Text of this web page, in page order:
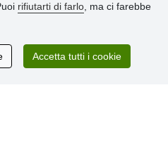
rifiutarti di farlo , ma ci farebbe
Accetta tutti i cookie